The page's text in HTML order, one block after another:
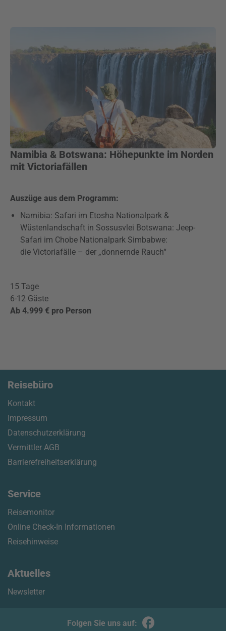
Namibia & Botswana: Höhepunkte im Norden
mit Victoriafällen
Auszüge aus dem Programm:
Namibia: Safari im Etosha Nationalpark &
Wüstenlandschaft in Sossusvlei Botswana: Jeep-
Safari im Chobe Nationalpark Simbabwe:
die Victoriafälle – der „donnernde Rauch“
15 Tage
6-12 Gäste
Ab 4.999 € pro Person
Reisebüro
Kontakt
Impressum
Datenschutzerklärung
Vermittler AGB
Barrierefreiheitserklärung
Service
Reisemonitor
Online Check-In Informationen
Reisehinweise
Aktuelles
Newsletter
Folgen Sie uns auf: